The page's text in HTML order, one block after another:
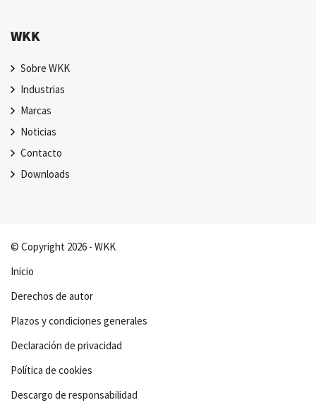
WKK
Sobre WKK
Industrias
Marcas
Noticias
Contacto
Downloads
© Copyright 2026 - WKK
Inicio
Derechos de autor
Plazos y condiciones generales
Declaración de privacidad
Política de cookies
Descargo de responsabilidad